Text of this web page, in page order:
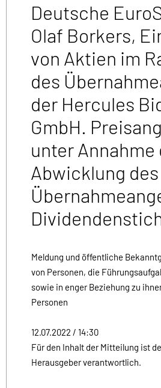
Deutsche
Olaf Borkers,
von Aktien im
des
der Hercules
GmbH.
unter Annahme
Abwicklung des
Meldung und öffentliche
von Personen, die
sowie in enger Beziehung zu
Personen
12.07.2022 / 14:30
Für den Inhalt der Mitteilung ist
Herausgeber verantwortlich.